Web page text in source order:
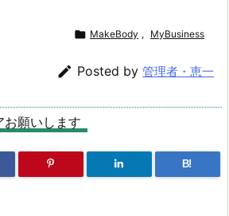
24種！！なにか
の体調管理。
トネスファンにと
栄養補給学的にサ
き締まった筋肉を
ションです。
 MakeBody , MyBusiness
 Posted by 管理者・恵一
お願いします
B!